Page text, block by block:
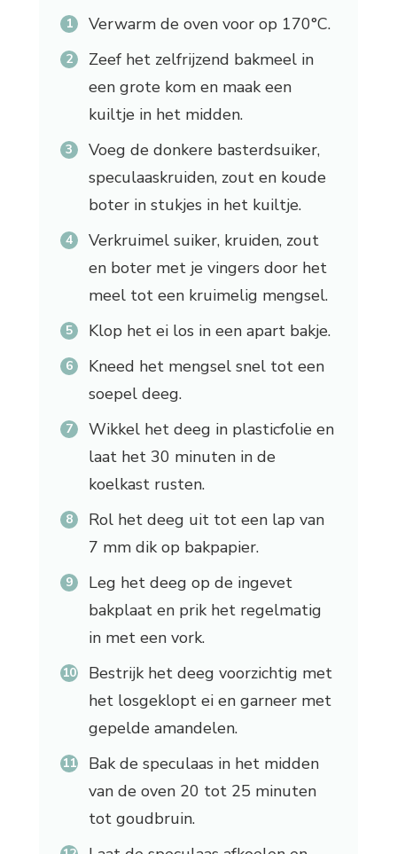
Verwarm de oven voor op 170°C.
Zeef het zelfrijzend bakmeel in
een grote kom en maak een
kuiltje in het midden.
Voeg de donkere basterdsuiker,
speculaaskruiden, zout en koude
boter in stukjes in het kuiltje.
Verkruimel suiker, kruiden, zout
en boter met je vingers door het
meel tot een kruimelig mengsel.
Klop het ei los in een apart bakje.
Kneed het mengsel snel tot een
soepel deeg.
Wikkel het deeg in plasticfolie en
laat het 30 minuten in de
koelkast rusten.
Rol het deeg uit tot een lap van
7 mm dik op bakpapier.
Leg het deeg op de ingevet
bakplaat en prik het regelmatig
in met een vork.
Bestrijk het deeg voorzichtig met
het losgeklopt ei en garneer met
gepelde amandelen.
Bak de speculaas in het midden
van de oven 20 tot 25 minuten
tot goudbruin.